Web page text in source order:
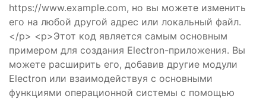
https://www.example.com, но вы можете изменить
его на любой другой адрес или локальный файл.
</p> <p>Этот код является самым основным
примером для создания Electron-приложения. Вы
можете расширить его, добавив другие модули
Electron или взаимодействуя с основными
функциями операционной системы с помощью